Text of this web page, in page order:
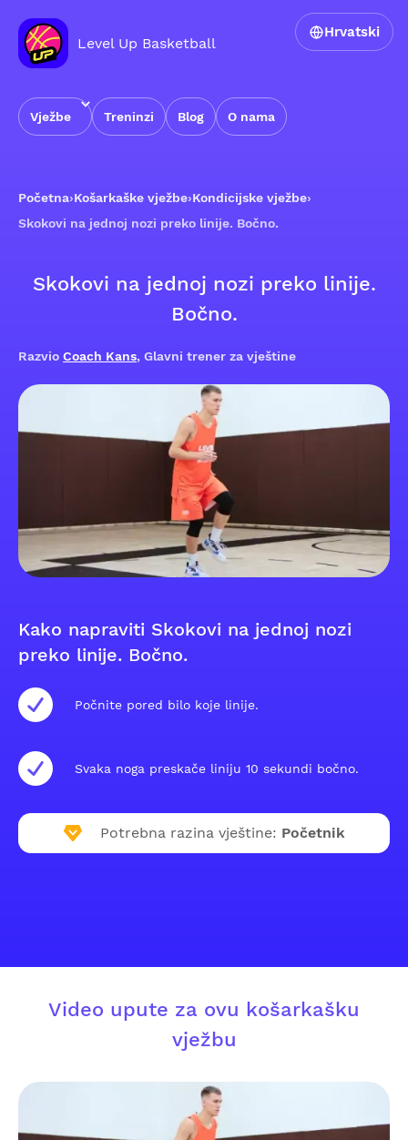
Level Up Basketball
Vježbe Treninzi Blog O nama
Hrvatski
Početna›Košarkaške vježbe›Kondicijske vježbe›
Skokovi na jednoj nozi preko linije. Bočno.
Skokovi na jednoj nozi preko linije.
Bočno.
Razvio Coach Kans, Glavni trener za vještine
Kako napraviti Skokovi na jednoj nozi
preko linije. Bočno.
Počnite pored bilo koje linije.
Svaka noga preskače liniju 10 sekundi bočno.
Potrebna razina vještine: Početnik
Video upute za ovu košarkašku
vježbu